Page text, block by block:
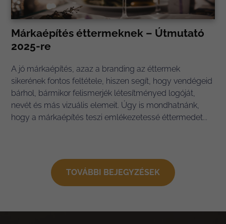
Márkaépítés éttermeknek – Útmutató
2025-re
A jó márkaépítés, azaz a branding az éttermek
sikerének fontos feltétele, hiszen segít, hogy vendégeid
bárhol, bármikor felismerjék létesítményed logóját,
nevét és más vizuális elemeit. Úgy is mondhatnánk,
hogy a márkaépítés teszi emlékezetessé éttermedet...
TOVÁBBI BEJEGYZÉSEK